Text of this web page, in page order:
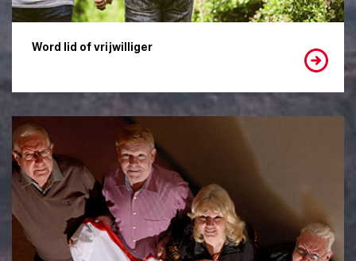
Word lid of vrijwilliger